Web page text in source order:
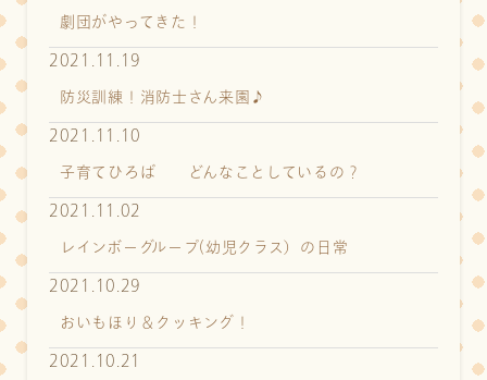
劇団がやってきた！
2021.11.19
防災訓練！消防士さん来園♪
2021.11.10
子育てひろば どんなことしているの？
2021.11.02
レインボーグループ(幼児クラス）の日常
2021.10.29
おいもほり＆クッキング！
2021.10.21